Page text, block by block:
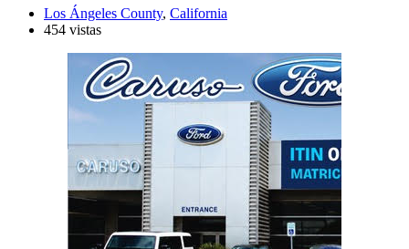
Los Ángeles County, California
454 vistas